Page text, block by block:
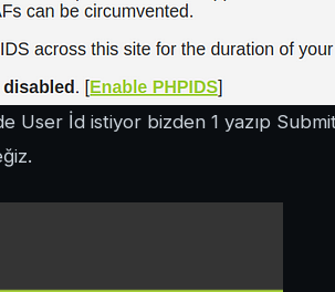
İd istiyor bizden 1 yazıp